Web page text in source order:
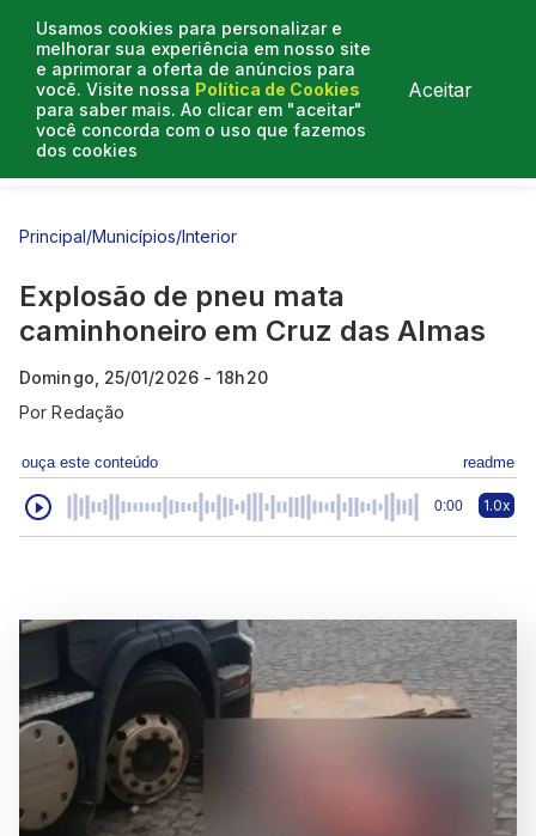
Usamos cookies para personalizar e
melhorar sua experiência em nosso site
e aprimorar a oferta de anúncios para
você. Visite nossa Política de Cookies
para saber mais. Ao clicar em "aceitar"
você concorda com o uso que fazemos
dos cookies
Aceitar
Entrevistas
Principal/Municípios/Interior
Explosão de pneu mata
caminhoneiro em Cruz das Almas
Domingo, 25/01/2026 - 18h20
PorRedação
ouça este conteúdo readme
0:00 1.0x